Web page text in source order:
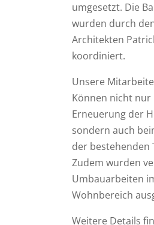
umgesetzt. Die
wurden durch
Architekten
koordiniert.
Unsere
Können nicht nur
Erneuerung der
sondern auch
der bestehenden
Zudem wurden
Umbauarbeiten
Wohnbereich
Weitere Details